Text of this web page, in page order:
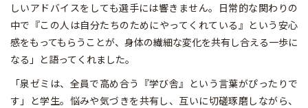
しいアドバイスをしても選手には響きません。日常的な関わりの
中で『この人は自分たちのためにやってくれている』という安心
感をもってもらうことが、身体の繊細な変化を共有し合える一歩に
なる」と語ってくれました。
「泉ゼミは、全員で高め合う『学び舎』という言葉がぴったりで
す」と学生。悩みや気づきを共有し、互いに切磋琢磨しながら、